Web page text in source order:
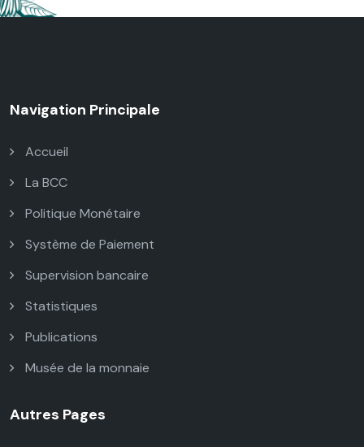
Navigation Principale
Accueil
La BCC
Politique Monétaire
Système de Paiement
Supervision bancaire
Statistiques
Publications
Musée de la monnaie
Autres Pages